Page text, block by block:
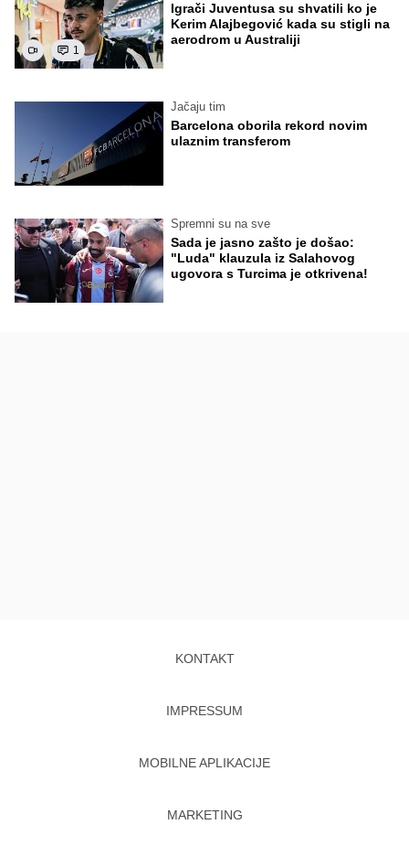
1
Igrači Juventusa su shvatili ko je
Kerim Alajbegović kada su stigli na
aerodrom u Australiji
Jačaju tim
Barcelona oborila rekord novim
ulaznim transferom
Spremni su na sve
Sada je jasno zašto je došao:
"Luda" klauzula iz Salahovog
ugovora s Turcima je otkrivena!
KONTAKT
IMPRESSUM
MOBILNE APLIKACIJE
MARKETING